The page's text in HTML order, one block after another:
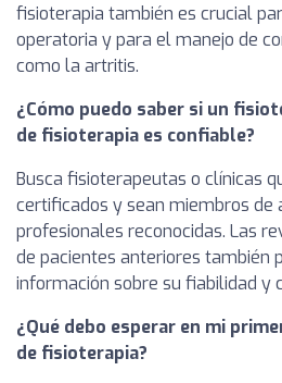
fisioterapia también es crucial
operatoria y para el manejo de
como la artritis.
¿Cómo puedo saber si un
de fisioterapia es confiable?
Busca fisioterapeutas o clínicas
certificados y sean miembros de
profesionales reconocidas. Las
de pacientes anteriores también
información sobre su fiabilidad y
¿Qué debo esperar en mi
de fisioterapia?